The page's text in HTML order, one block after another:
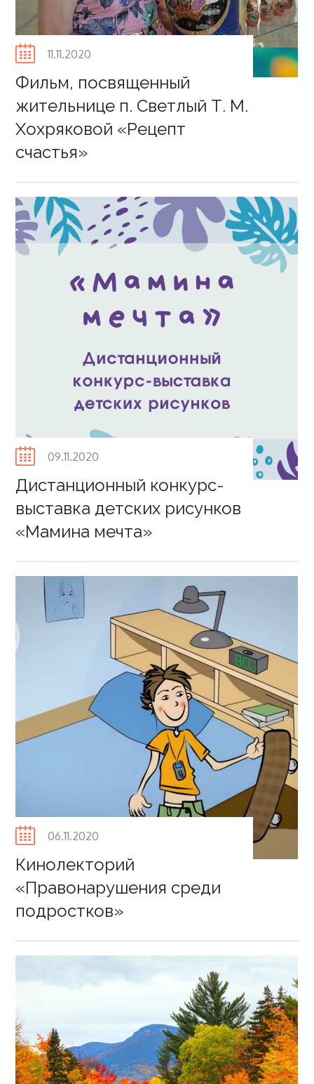
Posted
11.11.2020
Фильм, посвященный
жительнице п. Светлый Т. М.
Хохряковой «Рецепт
счастья»
Posted
09.11.2020
Дистанционный конкурс-
выставка детских рисунков
«Мамина мечта»
Posted
06.11.2020
Кинолекторий
«Правонарушения среди
подростков»